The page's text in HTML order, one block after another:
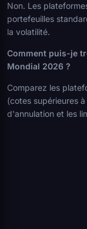
Non. Les
portefeuilles
la volatilité.
Comment puis-je
Mondial 2026 ?
Comparez les
(cotes supérieures
d'annulation et les